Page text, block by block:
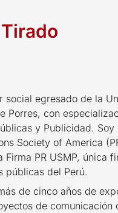
social egresado de la
Porres, con
y Publicidad.
Society of America
Firma PR USMP, única
públicas del Perú.
de cinco años de
de comunicación